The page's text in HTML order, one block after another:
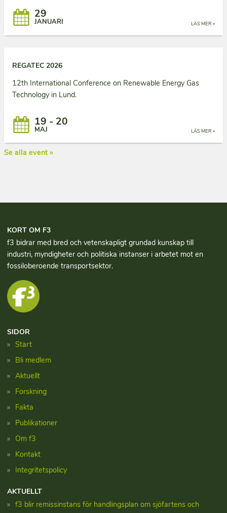
LÄS MER »
29
JANUARI
REGATEC 2026
12th International Conference on Renewable Energy Gas
Technology in Lund.
LÄS MER »
19 - 20
MAJ
Se alla event »
KORT OM F3
f3 bidrar med bred och vetenskapligt grundad kun­skap till
industri, myndigheter och politiska instanser i arbetet mot en
fossiloberoende transportsektor.
SIDOR
Start
Bli medlem
Aktuellt
Forskning
Fakta
Publikationer
Om f3
Kontakt
Integritetspolicy
AKTUELLT
f3 blir remissinstans för handlingsplan om sjöfartens och